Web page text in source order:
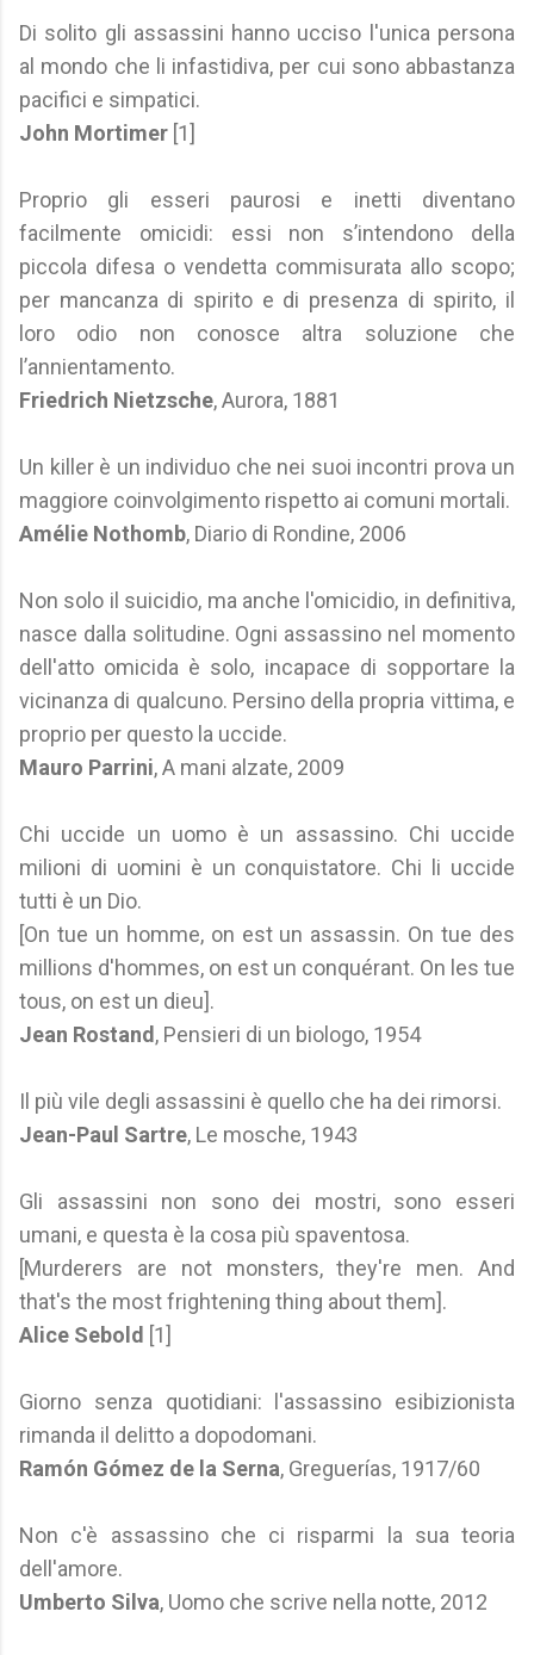
Di solito gli assassini hanno ucciso l'unica persona
al mondo che li infastidiva, per cui sono abbastanza
pacifici e simpatici.
John Mortimer [1]
Proprio gli esseri paurosi e inetti diventano
facilmente omicidi: essi non s’intendono della
piccola difesa o vendetta commisurata allo scopo;
per mancanza di spirito e di presenza di spirito, il
loro odio non conosce altra soluzione che
l’annientamento.
Friedrich Nietzsche, Aurora, 1881
Un killer è un individuo che nei suoi incontri prova un
maggiore coinvolgimento rispetto ai comuni mortali.
Amélie Nothomb, Diario di Rondine, 2006
Non solo il suicidio, ma anche l'omicidio, in definitiva,
nasce dalla solitudine. Ogni assassino nel momento
dell'atto omicida è solo, incapace di sopportare la
vicinanza di qualcuno. Persino della propria vittima, e
proprio per questo la uccide.
Mauro Parrini, A mani alzate, 2009
Chi uccide un uomo è un assassino. Chi uccide
milioni di uomini è un conquistatore. Chi li uccide
tutti è un Dio.
[On tue un homme, on est un assassin. On tue des
millions d'hommes, on est un conquérant. On les tue
tous, on est un dieu].
Jean Rostand , Pensieri di un biologo, 1954
Il più vile degli assassini è quello che ha dei rimorsi.
Jean-Paul Sartre, Le mosche, 1943
Gli assassini non sono dei mostri, sono esseri
umani, e questa è la cosa più spaventosa.
[Murderers are not monsters, they're men. And
that's the most frightening thing about them].
Alice Sebold [1]
Giorno senza quotidiani: l'assassino esibizionista
rimanda il delitto a dopodomani.
Ramón Gómez de la Serna, Greguerías, 1917/60
Non c'è assassino che ci risparmi la sua teoria
dell'amore.
Umberto Silva, Uomo che scrive nella notte, 2012